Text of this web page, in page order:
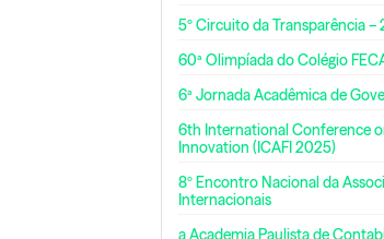
5º Circuito da Transparência –
60ª Olimpíada do Colégio
6ª Jornada Acadêmica de
6th International Conference
Innovation (ICAFI 2025)
8º Encontro Nacional da
Internacionais
a Academia Paulista de